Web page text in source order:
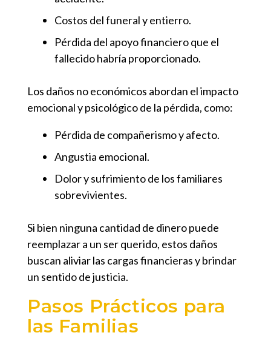
Costos del funeral y entierro.
Pérdida del apoyo financiero que el
fallecido habría proporcionado.
Los daños no económicos abordan el impacto
emocional y psicológico de la pérdida, como:
Pérdida de compañerismo y afecto.
Angustia emocional.
Dolor y sufrimiento de los familiares
sobrevivientes.
Si bien ninguna cantidad de dinero puede
reemplazar a un ser querido, estos daños
buscan aliviar las cargas financieras y brindar
un sentido de justicia.
Pasos Prácticos para
las Familias